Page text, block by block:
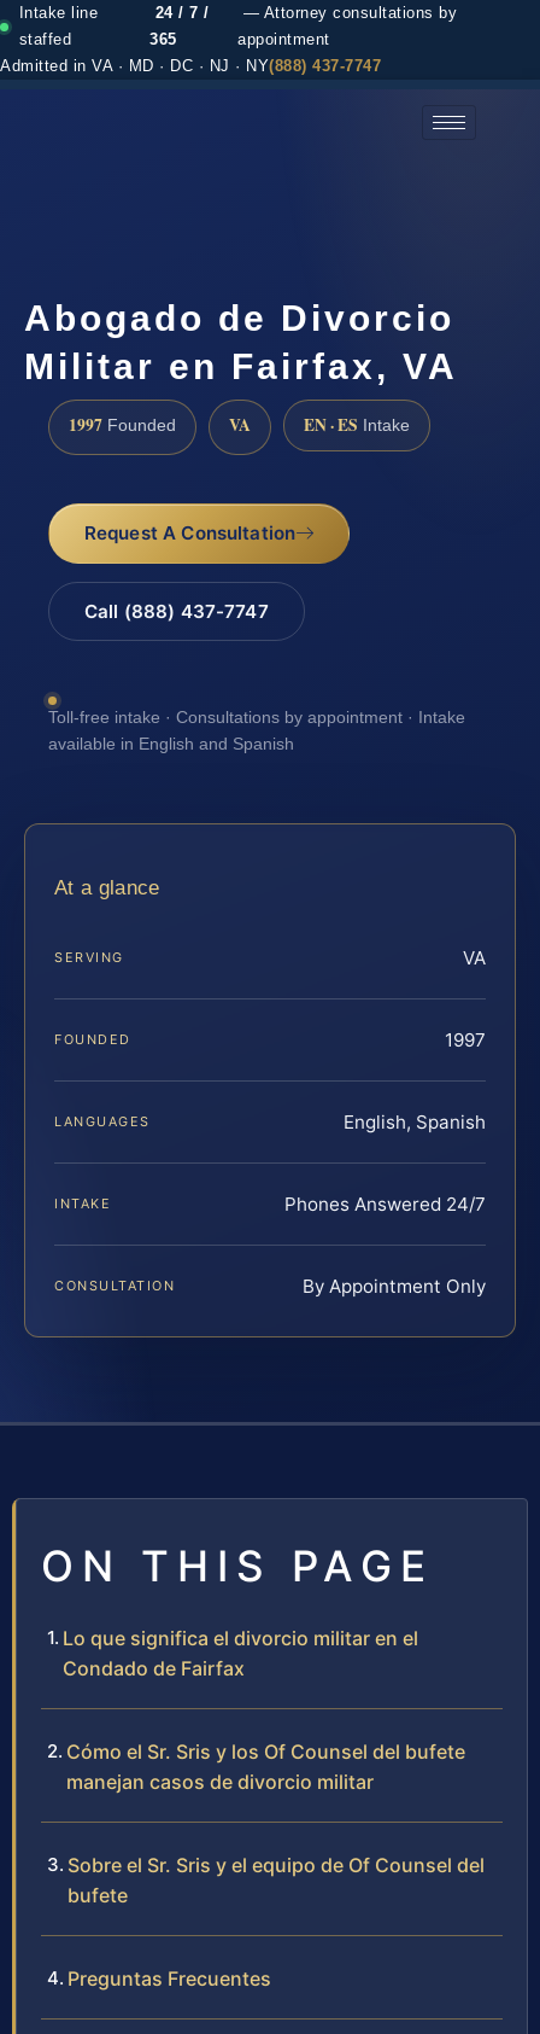
Intake line
staffed
24 / 7 /
365
— Attorney consultations by
appointment
Admitted in VA · MD · DC · NJ · NY(888) 437-7747
Abogado de Divorcio
Militar en Fairfax, VA
1997 Founded VA EN · ES Intake
Request A Consultation
Call (888) 437-7747
Toll-free intake · Consultations by appointment · Intake
available in English and Spanish
At a glance
SERVING VA
FOUNDED 1997
LANGUAGES English, Spanish
INTAKE Phones Answered 24/7
CONSULTATION By Appointment Only
ON THIS PAGE
Lo que significa el divorcio militar en el
Condado de Fairfax
Cómo el Sr. Sris y los Of Counsel del bufete
manejan casos de divorcio militar
Sobre el Sr. Sris y el equipo de Of Counsel del
bufete
Preguntas Frecuentes